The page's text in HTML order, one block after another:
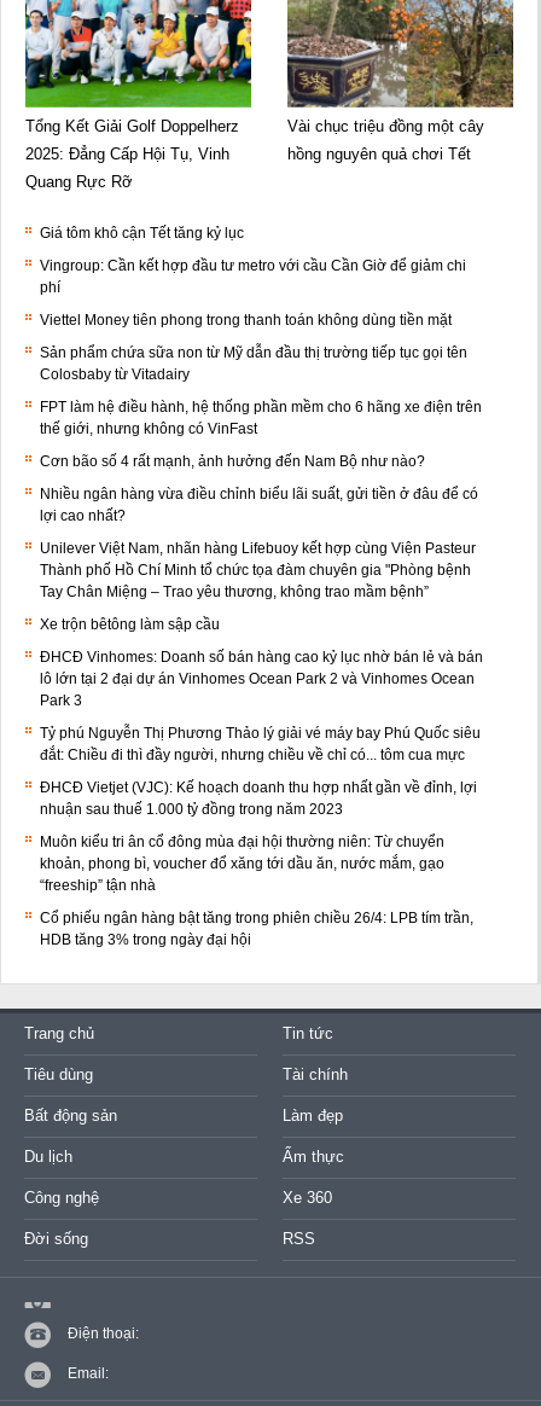
Tổng Kết Giải Golf Doppelherz
2025: Đẳng Cấp Hội Tụ, Vinh
Quang Rực Rỡ
Vài chục triệu đồng một cây
hồng nguyên quả chơi Tết
Giá tôm khô cận Tết tăng kỷ lục
Vingroup: Cần kết hợp đầu tư metro với cầu Cần Giờ để giảm chi
phí
Viettel Money tiên phong trong thanh toán không dùng tiền mặt
Sản phẩm chứa sữa non từ Mỹ dẫn đầu thị trường tiếp tục gọi tên
Colosbaby từ Vitadairy
FPT làm hệ điều hành, hệ thống phần mềm cho 6 hãng xe điện trên
thế giới, nhưng không có VinFast
Cơn bão số 4 rất mạnh, ảnh hưởng đến Nam Bộ như nào?
Nhiều ngân hàng vừa điều chỉnh biểu lãi suất, gửi tiền ở đâu để có
lợi cao nhất?
Unilever Việt Nam, nhãn hàng Lifebuoy kết hợp cùng Viện Pasteur
Thành phố Hồ Chí Minh tổ chức tọa đàm chuyên gia "Phòng bệnh
Tay Chân Miệng – Trao yêu thương, không trao mầm bệnh”
Xe trộn bêtông làm sập cầu
ĐHCĐ Vinhomes: Doanh số bán hàng cao kỷ lục nhờ bán lẻ và bán
lô lớn tại 2 đại dự án Vinhomes Ocean Park 2 và Vinhomes Ocean
Park 3
Tỷ phú Nguyễn Thị Phương Thảo lý giải vé máy bay Phú Quốc siêu
đắt: Chiều đi thì đầy người, nhưng chiều về chỉ có... tôm cua mực
ĐHCĐ Vietjet (VJC): Kế hoạch doanh thu hợp nhất gần về đỉnh, lợi
nhuận sau thuế 1.000 tỷ đồng trong năm 2023
Muôn kiểu tri ân cổ đông mùa đại hội thường niên: Từ chuyển
khoản, phong bì, voucher đổ xăng tới dầu ăn, nước mắm, gạo
“freeship” tận nhà
Cổ phiếu ngân hàng bật tăng trong phiên chiều 26/4: LPB tím trần,
HDB tăng 3% trong ngày đại hội
Trang chủ Tin tức
Tiêu dùng Tài chính
Bất động sản Làm đẹp
Du lịch Ẩm thực
Công nghệ Xe 360
Đời sống RSS
Điện thoại:
Email: